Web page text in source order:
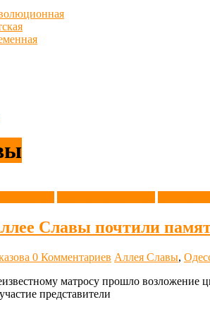
Славы почтили
0 Комментариев Аллея Славы,
матросу прошло возложение
представители